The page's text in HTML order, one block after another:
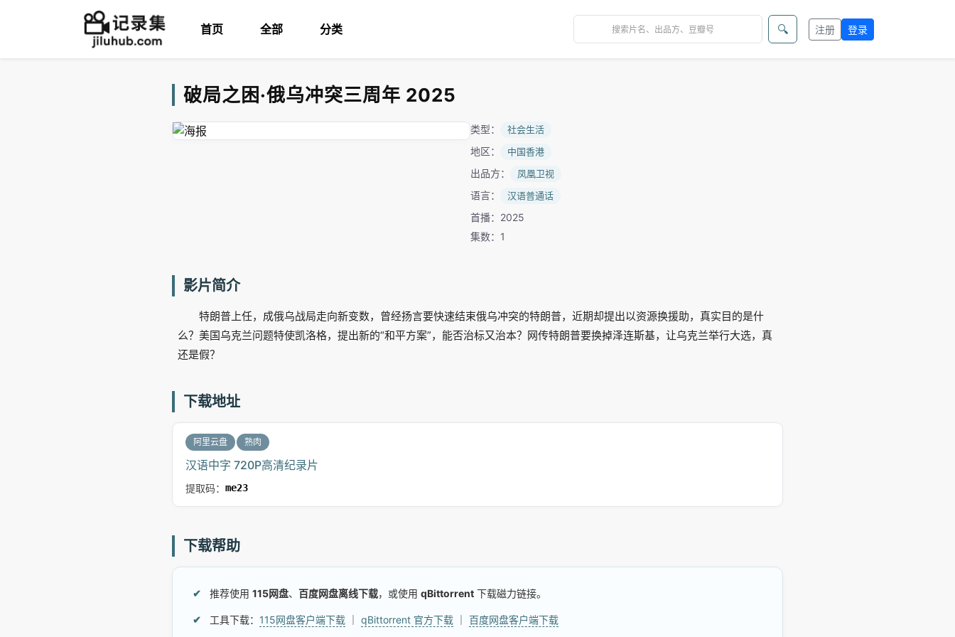
首页 全部 分类 🔍 注册 登录
破局之困·俄乌冲突三周年 2025
类型： 社会生活
地区： 中国香港
出品方： 凤凰卫视
语言： 汉语普通话
首播：2025
集数：1
影片简介
特朗普上任，成俄乌战局走向新变数，曾经扬言要快速结束俄乌冲突的特朗普，近期却提出以资源换援助，真实目的是什
么？美国乌克兰问题特使凯洛格，提出新的“和平方案”，能否治标又治本？网传特朗普要换掉泽连斯基，让乌克兰举行大选，真
还是假？
下载地址
阿里云盘 熟肉
汉语中字 720P高清纪录片
提取码： me23
下载帮助
推荐使用 115网盘、 百度网盘离线下载，或使用 qBittorrent 下载磁力链接。
工具下载： 115网盘客户端下载 qBittorrent 官方下载 百度网盘客户端下载